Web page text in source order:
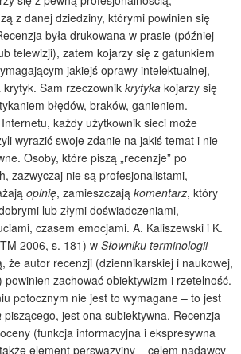
z danej dziedziny, którymi powinien się
była drukowana w prasie (później
telewizji), zatem kojarzy się z gatunkiem
jakiejś oprawy intelektualnej,
Sam rzeczownik krytyka kojarzy się
błędów, braków, ganieniem.
każdy użytkownik sieci może
wyrazić swoje zdanie na jakiś temat i nie
Osoby, które piszą „recenzje” po
zazwyczaj nie są profesjonalistami,
opinię, zamieszczają komentarz, który
lub złymi doświadczeniami,
czasem emocjami. A. Kaliszewski i K.
2006, s. 181) w Słowniku terminologii
że autor recenzji (dziennikarskiej i naukowej,
zachować obiektywizm i rzetelność.
potocznym nie jest to wymagane – to jest
piszącego, jest ona subiektywna. Recenzja
(funkcja informacyjna i ekspresywna
element perswazyjny – celem nadawcy